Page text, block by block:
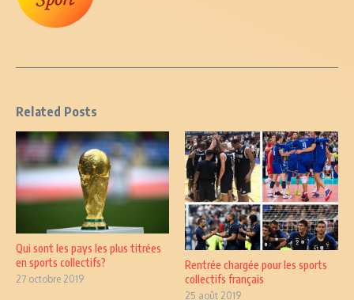
Related Posts
Qui sont les pays les plus titrées
en sports collectifs?
27 octobre 2019
Rentrée chargée pour les sports
collectifs français
25 août 2019